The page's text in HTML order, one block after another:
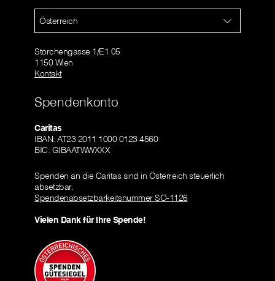
Österreich
Storchengasse 1/E1 05
1150 Wien
Kontakt
Spendenkonto
Caritas
IBAN: AT23 2011 1000 0123 4560
BIC: GIBAATWWXXX
Spenden an die Caritas sind in Österreich steuerlich
absetzbar.
Spendenabsetzbarkeitsnummer SO-1126
Vielen Dank für Ihre Spende!